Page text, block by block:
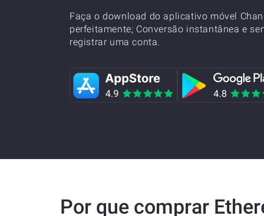
Faça o download do aplicativo móvel
perfeitamente; Conversão instantânea e
registrar uma conta.
Por que comprar